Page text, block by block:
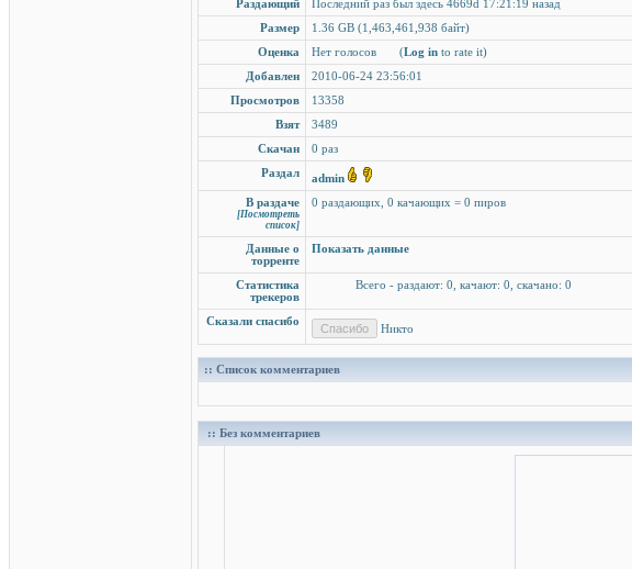
Раздающий
Последний раз был здесь 4669d 17:21:19 назад
Размер
1.36 GB (1,463,461,938 байт)
Оценка
Нет голосов (Log in to rate it)
Добавлен
2010-06-24 23:56:01
Просмотров
13358
Взят
3489
Скачан
0 раз
Раздал
admin
В раздаче
[Посмотреть
список]
0 раздающих, 0 качающих = 0 пиров
Данные о
торренте
Показать данные
Статистика
трекеров
Всего - раздают: 0, качают: 0, скачано: 0
Сказали спасибо
Никто
:: Список комментариев
:: Без комментариев